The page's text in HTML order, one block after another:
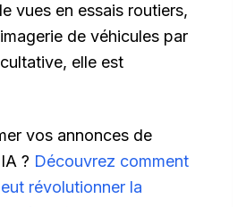
vues en essais routiers,
de véhicules par
elle est
vos annonces de
? Découvrez comment
révolutionner la